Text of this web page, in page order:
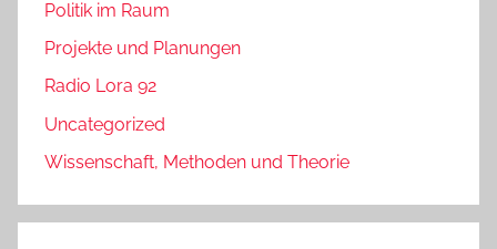
Politik im Raum
Projekte und Planungen
Radio Lora 92
Uncategorized
Wissenschaft, Methoden und Theorie